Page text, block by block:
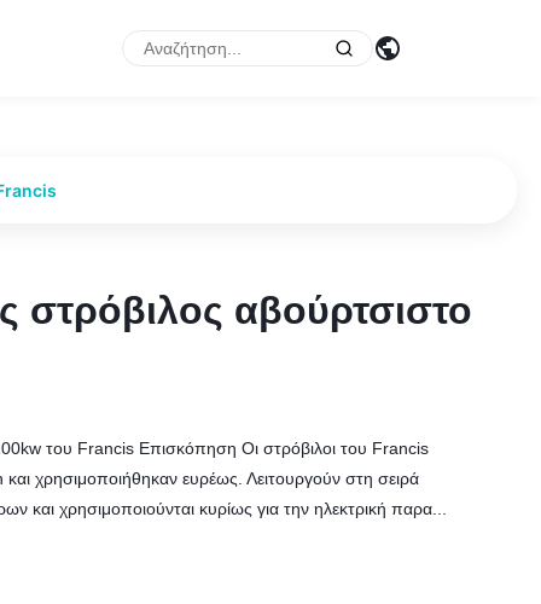
στρόβιλος αβούρτσιστο
στρόβιλος αβούρτσιστο
του Francis Επισκόπηση Οι στρόβιλοι του Francis
χρησιμοποιήθηκαν ευρέως. Λειτουργούν στη σειρά
χρησιμοποιούνται κυρίως για την ηλεκτρική παρα...